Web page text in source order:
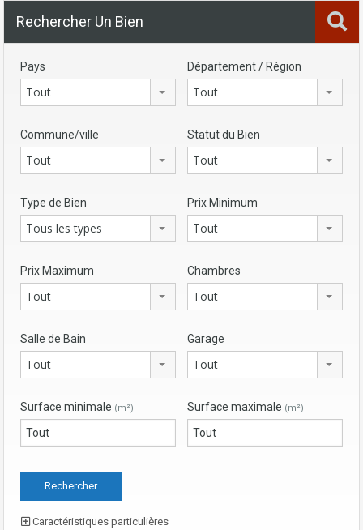
Rechercher Un Bien
Pays
Tout
Département / Région
Tout
Commune/ville
Tout
Statut du Bien
Tout
Type de Bien
Tous les types
Prix Minimum
Tout
Prix Maximum
Tout
Chambres
Tout
Salle de Bain
Tout
Garage
Tout
Surface minimale (m²) Surface maximale (m²)
Caractéristiques particulières